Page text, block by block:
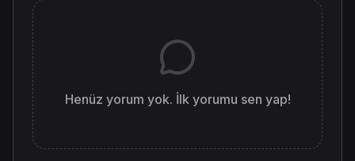
Henüz yorum yok. İlk yorumu sen yap!